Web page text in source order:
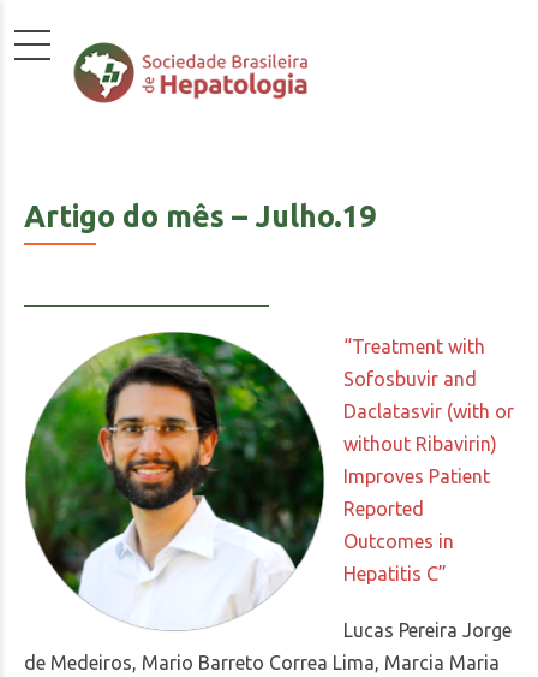
Artigo do mês – Julho.19
“Treatment with
Sofosbuvir and
Daclatasvir (with or
without Ribavirin)
Improves Patient
Reported
Outcomes in
Hepatitis C”
Lucas Pereira Jorge
de Medeiros, Mario Barreto Correa Lima, Marcia Maria